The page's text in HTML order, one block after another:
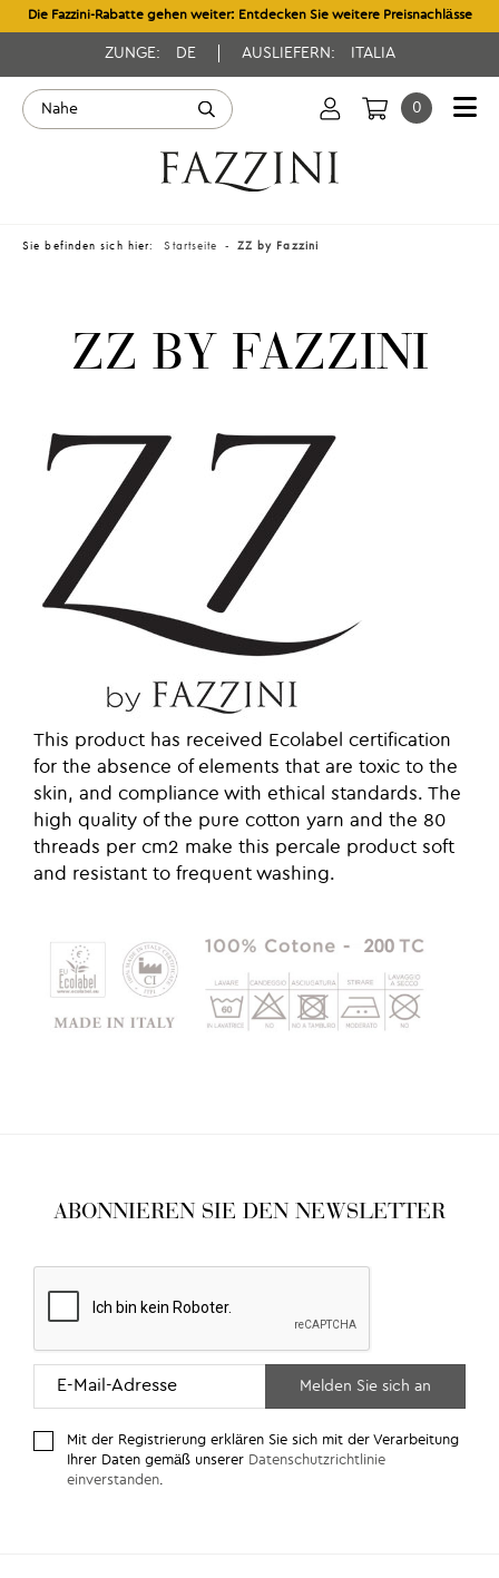
Die Fazzini-Rabatte gehen weiter: Entdecken Sie weitere Preisnachlässe
ZUNGE: DE AUSLIEFERN: ITALIA
0
Sie befinden sich hier: Startseite ZZ by Fazzini
ZZ BY FAZZINI
This product has received Ecolabel certification
for the absence of elements that are toxic to the
skin, and compliance with ethical standards. The
high quality of the pure cotton yarn and the 80
threads per cm2 make this percale product soft
and resistant to frequent washing.
ABONNIEREN SIE DEN NEWSLETTER
Mit der Registrierung erklären Sie sich mit der Verarbeitung
Ihrer Daten gemäß unserer Datenschutzrichtlinie
einverstanden.